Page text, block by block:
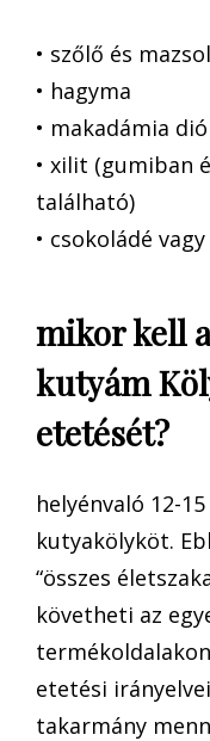
• szőlő és
• hagyma
• makadámia dió
• xilit (gumiban
található)
• csokoládé
mikor kell
kutyám
etetését?
helyénvaló 12-
kutyakölyköt.
“összes
követheti az
etetési
takarmány